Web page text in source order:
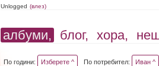
Unlogged (влез)
албуми, блог, хора,
По години: Изберете ^ По потребител: Иван ^